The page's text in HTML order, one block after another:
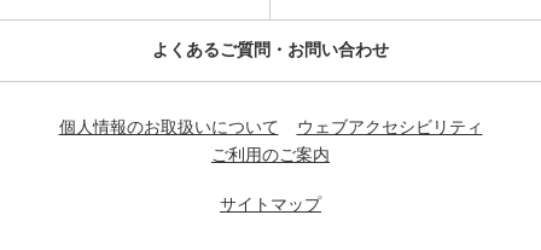
よくあるご質問・お問い合わせ
個人情報のお取扱いについて
ウェブアクセシビリティ
ご利用のご案内
サイトマップ